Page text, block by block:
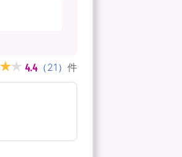
4.4 （21 ） 件